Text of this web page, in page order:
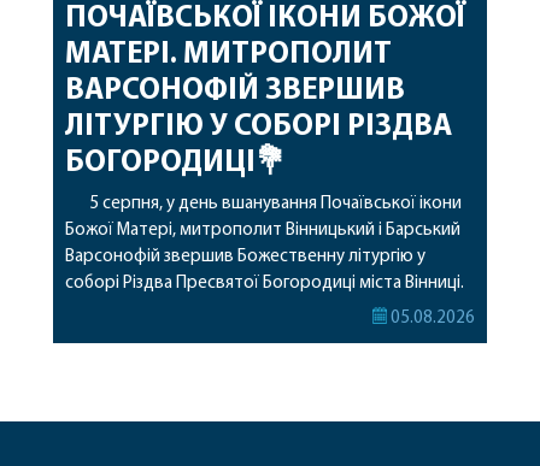
ПОЧАЇВСЬКОЇ ІКОНИ БОЖОЇ
МАТЕРІ. МИТРОПОЛИТ
ВАРСОНОФІЙ ЗВЕРШИВ
ЛІТУРГІЮ У СОБОРІ РІЗДВА
БОГОРОДИЦІ💐
5 серпня, у день вшанування Почаївської ікони
Божої Матері, митрополит Вінницький і Барський
Варсонофій звершив Божественну літургію у
соборі Різдва Пресвятої Богородиці міста Вінниці.
Його Високопреосвященству співслужили05.08.2026